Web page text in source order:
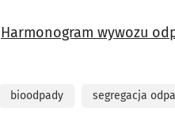
Harmonogram wywozu
bioodpady segregacja